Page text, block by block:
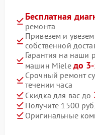
Бесплатная
ремонта
Привезем и
собственной
Гарантия на наши
машин Miele до
Срочный ремонт
течении часа
Скидка для вас до
Получите 1500
Оригинальные